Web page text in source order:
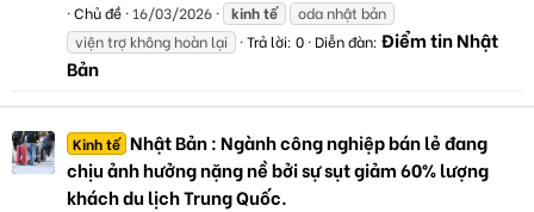
Chủ đề 16/03/2026 kinhtế
oda nhật bản
viện trợ không hoàn lại
Trả lời: 0 Diễn đàn: Điểm tin Nhật
Bản
Kinh tế Nhật Bản : Ngành công nghiệp bán lẻ đang
chịu ảnh hưởng nặng nề bởi sự sụt giảm 60% lượng
khách du lịch Trung Quốc.